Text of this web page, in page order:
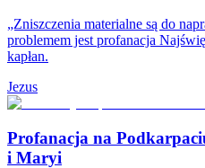
„Zniszczenia materialne są do
problemem jest profanacja
kapłan.
Jezus
Profanacja na
i Maryi